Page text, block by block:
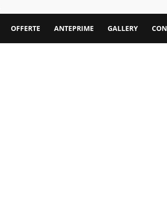
OFFERTE ANTEPRIME GALLERY